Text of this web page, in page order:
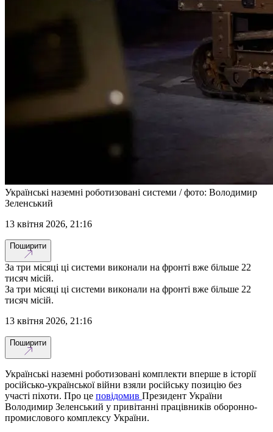
Українські наземні роботизовані системи / фото: Володимир
Зеленський
13 квітня 2026, 21:16
Поширити
За три місяці ці системи виконали на фронті вже більше 22
тисяч місій.
За три місяці ці системи виконали на фронті вже більше 22
тисяч місій.
13 квітня 2026, 21:16
Поширити
Українські наземні роботизовані комплекти вперше в історії
російсько-української війни взяли російську позицію без
участі піхоти. Про це повідомив Президент України
Володимир Зеленський у привітанні працівників оборонно-
промислового комплексу України.